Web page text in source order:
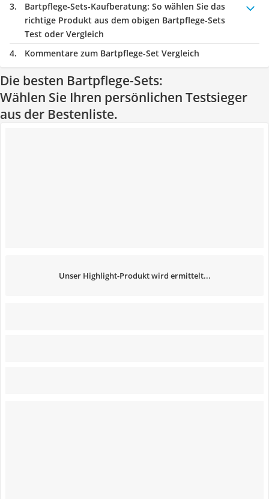
Bartpflege-Sets-Kaufberatung: So wählen Sie das
richtige Produkt aus dem obigen Bartpflege-Sets
Test oder Vergleich
Kommentare zum Bartpflege-Set Vergleich
Die besten Bartpflege-Sets:
Wählen Sie Ihren persönlichen Testsieger
aus der Bestenliste.
Unser Highlight-Produkt wird ermittelt...